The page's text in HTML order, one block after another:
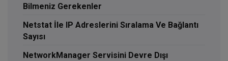
Bilmeniz Gerekenler
Netstat İle IP Adreslerini Sıralama Ve Bağlantı
Sayısı
NetworkManager Servisini Devre Dışı